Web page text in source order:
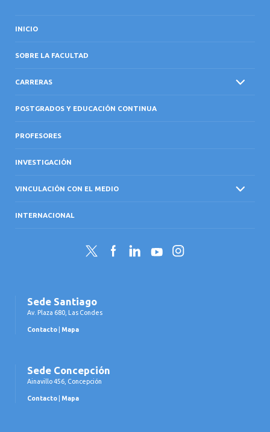
INICIO
SOBRE LA FACULTAD
CARRERAS
POSTGRADOS Y EDUCACIÓN CONTINUA
PROFESORES
INVESTIGACIÓN
VINCULACIÓN CON EL MEDIO
INTERNACIONAL
Twitter FacebookLinkedInYouTubeInstagram
Sede Santiago
Av. Plaza 680, Las Condes
Contacto Mapa
Sede Concepción
Ainavillo 456, Concepción
Contacto Mapa